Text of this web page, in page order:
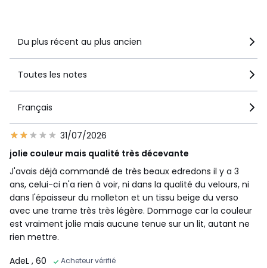
Du plus récent au plus ancien
Toutes les notes
Français
31/07/2026
jolie couleur mais qualité très décevante
J'avais déjà commandé de très beaux edredons il y a 3
ans, celui-ci n'a rien à voir, ni dans la qualité du velours, ni
dans l'épaisseur du molleton et un tissu beige du verso
avec une trame très très légère. Dommage car la couleur
est vraiment jolie mais aucune tenue sur un lit, autant ne
rien mettre.
AdeL , 60 Acheteur vérifié